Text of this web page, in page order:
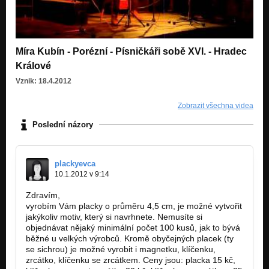
Míra Kubín - Porézní - Písničkáři sobě XVI. - Hradec
Králové
Vznik: 18.4.2012
Zobrazit všechna videa
Poslední názory
plackyevca
10.1.2012 v 9:14
Zdravím,
vyrobím Vám placky o průměru 4,5 cm, je možné vytvořit
jakýkoliv motiv, který si navrhnete. Nemusíte si
objednávat nějaký minimální počet 100 kusů, jak to bývá
běžné u velkých výrobců. Kromě obyčejných placek (ty
se sichrou) je možné vyrobit i magnetku, klíčenku,
zrcátko, klíčenku se zrcátkem. Ceny jsou: placka 15 kč,